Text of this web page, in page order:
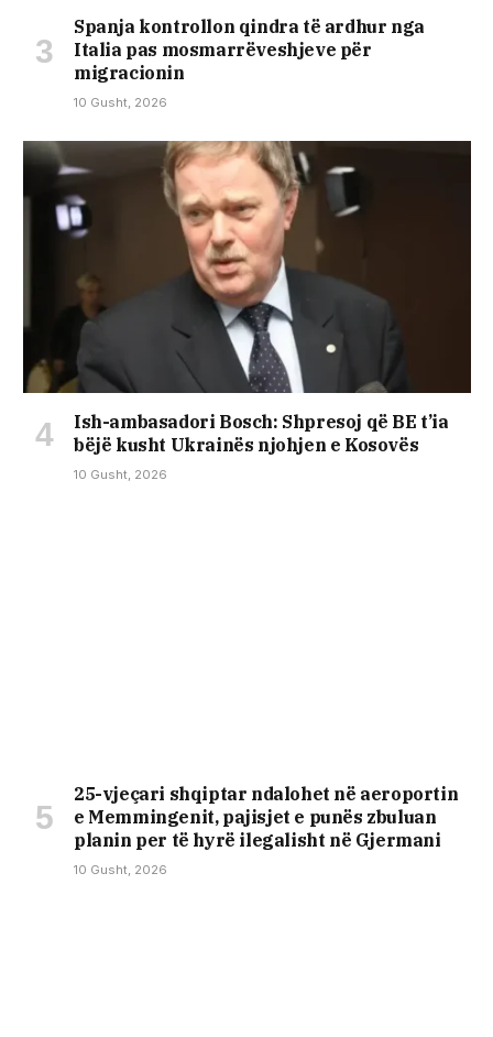
Spanja kontrollon qindra të ardhur nga
Italia pas mosmarrëveshjeve për
migracionin
10 Gusht, 2026
Ish-ambasadori Bosch: Shpresoj që BE t’ia
bëjë kusht Ukrainës njohjen e Kosovës
10 Gusht, 2026
25-vjeçari shqiptar ndalohet në aeroportin
e Memmingenit, pajisjet e punës zbuluan
planin per të hyrë ilegalisht në Gjermani
10 Gusht, 2026